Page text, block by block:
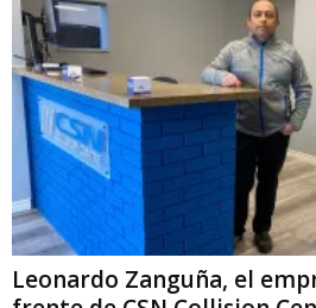
Leonardo Zanguña, el